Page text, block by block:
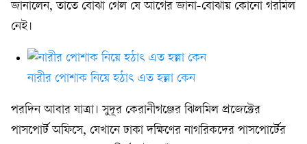
জানালেন, তাতে বোঝা গেল যে আগের জানা-বোঝায় কোনো গরমিল
নেই।
নারীর পোশাক নিয়ে হঠাৎ এত হল্লা কেন
পরদিন আবার যাত্রা। সুদূর কেরানীগঞ্জের ঝিলমিল প্রজেক্টের
পাসপোর্ট অফিসে, যেখানে ঢাকা দক্ষিণের নাগরিকদের পাসপোর্টের